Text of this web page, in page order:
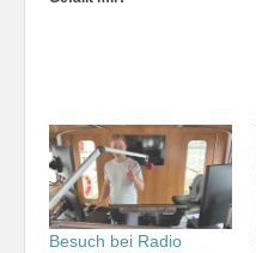
Besuch bei Radio